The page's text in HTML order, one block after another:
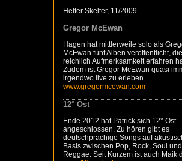
Helter Skelter, 11/2009
Gregor McEwan
Hagen hat mittlerweile solo als
McEwan fünf Alben veröffentlicht, die
reichlich Aufmerksamkeit erfahren
Zudem ist Gregor McEwan quasi
irgendwo live zu erleben.
www.gregormcewan.com
12° Ost
Ende 2012 hat Patrick sich 12° Ost
angeschlossen. Zu hören gibt es
deutschprachige Songs auf
Basis zwischen Pop, Rock, Soul und
Reggae. Seit Kurzem ist auch Maik